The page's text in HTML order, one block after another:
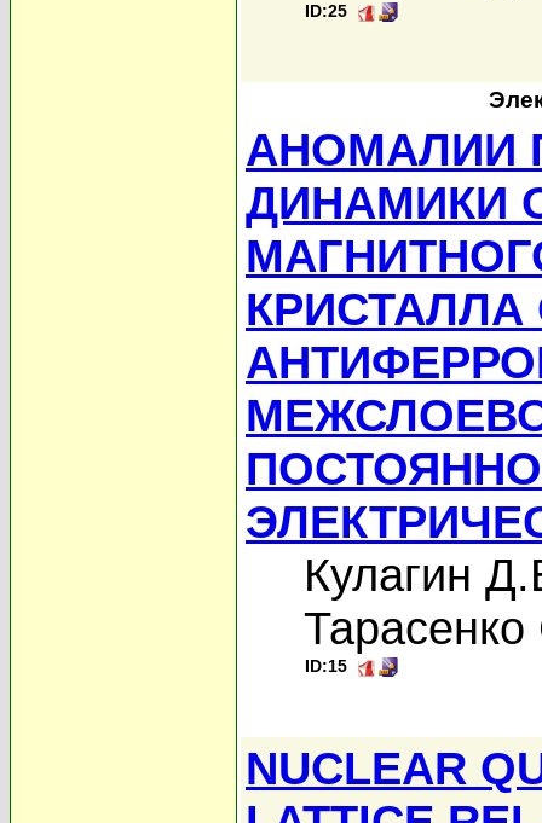
ID:25
АНОМАЛИИ
ДИНАМИКИ
КРИСТАЛЛА
Кулагин
ID:15
NUCLEAR